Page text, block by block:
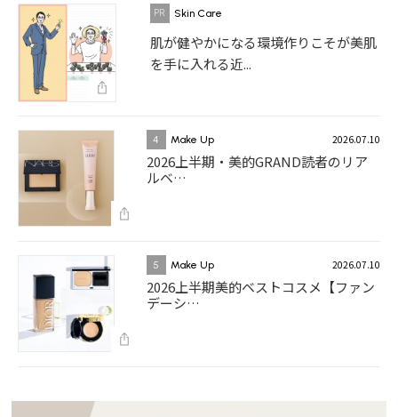
Skin Care
肌が健やかになる環境作りこそが美肌
を手に入れる近...
4 Make Up 2026.07.10
2026上半期・美的GRAND読者のリア
ルベ…
5 Make Up 2026.07.10
2026上半期美的ベストコスメ【ファン
デーシ…